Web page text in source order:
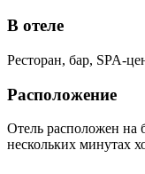
В отеле
Ресторан, бар, SPA-
Расположение
Отель расположен на
нескольких минутах